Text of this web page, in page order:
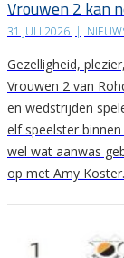
Vrouwen 2 kan
31 JULI 2026 |
Gezelligheid,
Vrouwen 2 van
en wedstrijden
elf speelster
wel wat aanwas
op met Amy